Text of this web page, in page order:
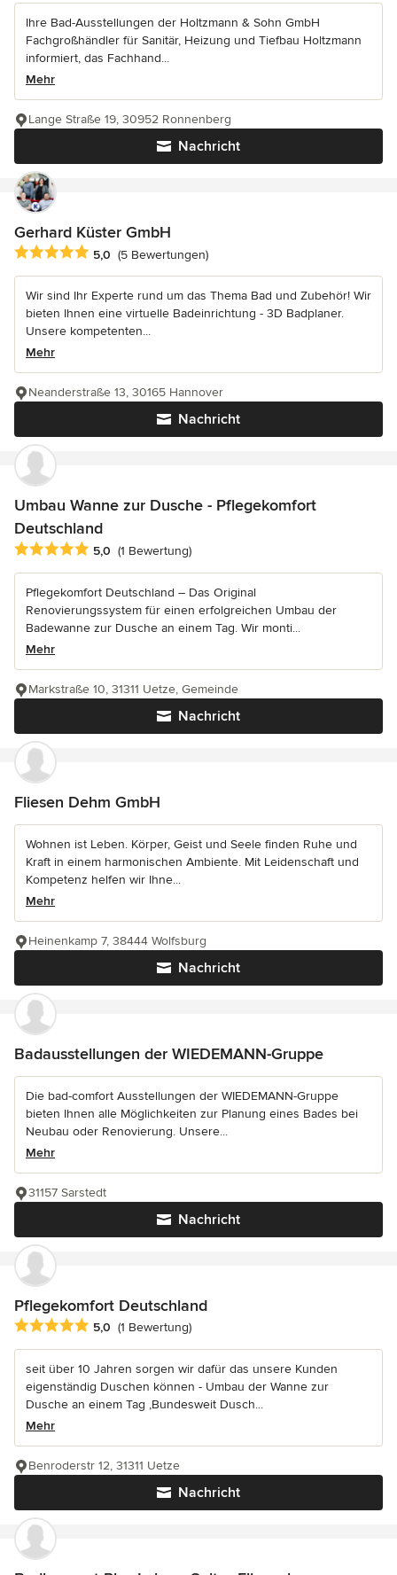
Ihre Bad-Ausstellungen der Holtzmann & Sohn GmbH
Fachgroßhändler für Sanitär, Heizung und Tiefbau Holtzmann
informiert, das Fachhand...
Mehr
Nachricht
Lange Straße 19, 30952 Ronnenberg
Gerhard Küster GmbH
Durchschnittliche Bewertung: 5 von 5 Sternen
5,0 (5 Bewertungen)
Wir sind Ihr Experte rund um das Thema Bad und Zubehör! Wir
bieten Ihnen eine virtuelle Badeinrichtung - 3D Badplaner.
Unsere kompetenten...
Mehr
Nachricht
Neanderstraße 13, 30165 Hannover
Umbau Wanne zur Dusche - Pflegekomfort
Deutschland
Durchschnittliche Bewertung: 5 von 5 Sternen
5,0 (1 Bewertung)
Pflegekomfort Deutschland – Das Original
Renovierungssystem für einen erfolgreichen Umbau der
Badewanne zur Dusche an einem Tag. Wir monti...
Mehr
Nachricht
Markstraße 10, 31311 Uetze, Gemeinde
Fliesen Dehm GmbH
Wohnen ist Leben. Körper, Geist und Seele finden Ruhe und
Kraft in einem harmonischen Ambiente. Mit Leidenschaft und
Kompetenz helfen wir Ihne...
Mehr
Nachricht
Heinenkamp 7, 38444 Wolfsburg
Badausstellungen der WIEDEMANN-Gruppe
Die bad-comfort Ausstellungen der WIEDEMANN-Gruppe
bieten Ihnen alle Möglichkeiten zur Planung eines Bades bei
Neubau oder Renovierung. Unsere...
Mehr
Nachricht
31157 Sarstedt
Pflegekomfort Deutschland
Durchschnittliche Bewertung: 5 von 5 Sternen
5,0 (1 Bewertung)
seit über 10 Jahren sorgen wir dafür das unsere Kunden
eigenständig Duschen können - Umbau der Wanne zur
Dusche an einem Tag ,Bundesweit Dusch...
Mehr
Nachricht
Benroderstr 12, 31311 Uetze